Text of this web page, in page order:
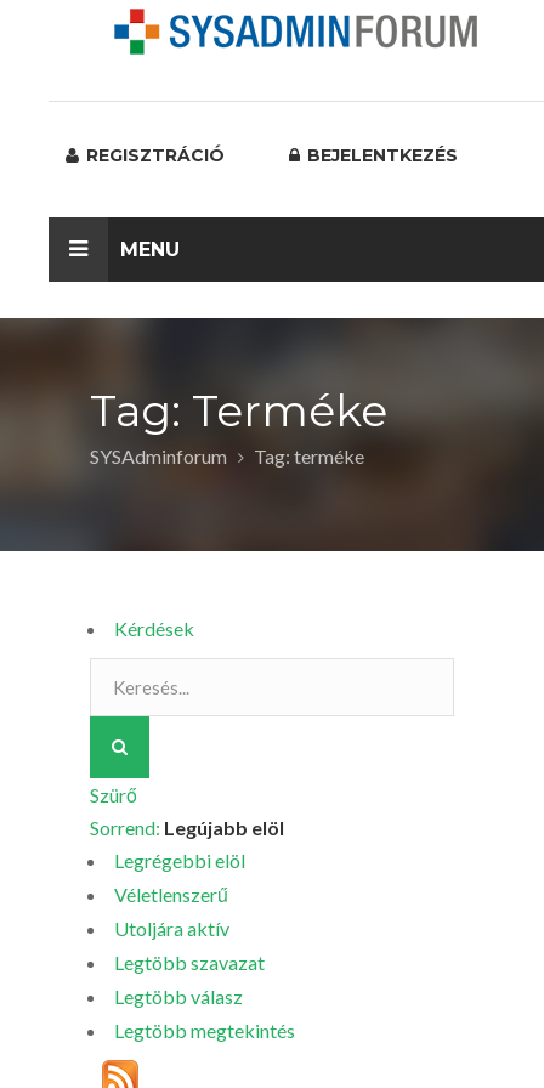
REGISZTRÁCIÓ BEJELENTKEZÉS
MENU
Tag: Terméke
SYSAdminforum Tag: terméke
Kérdések
Szürő
Sorrend: Legújabb elöl
Legrégebbi elöl
Véletlenszerű
Utoljára aktív
Legtöbb szavazat
Legtöbb válasz
Legtöbb megtekintés